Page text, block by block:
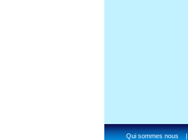
Qui sommes nous